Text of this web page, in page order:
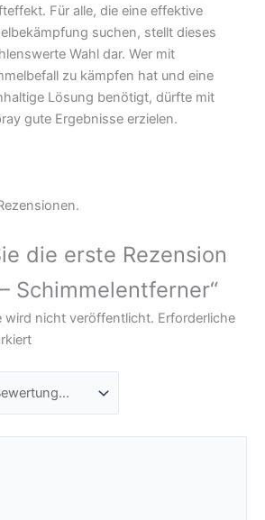
Für alle, die eine effektive
suchen, stellt dieses
Wahl dar. Wer mit
zu kämpfen hat und eine
Lösung benötigt, dürfte mit
gute Ergebnisse erzielen.
die erste Rezension
Schimmelentferner“
wird nicht veröffentlicht. Erforderliche